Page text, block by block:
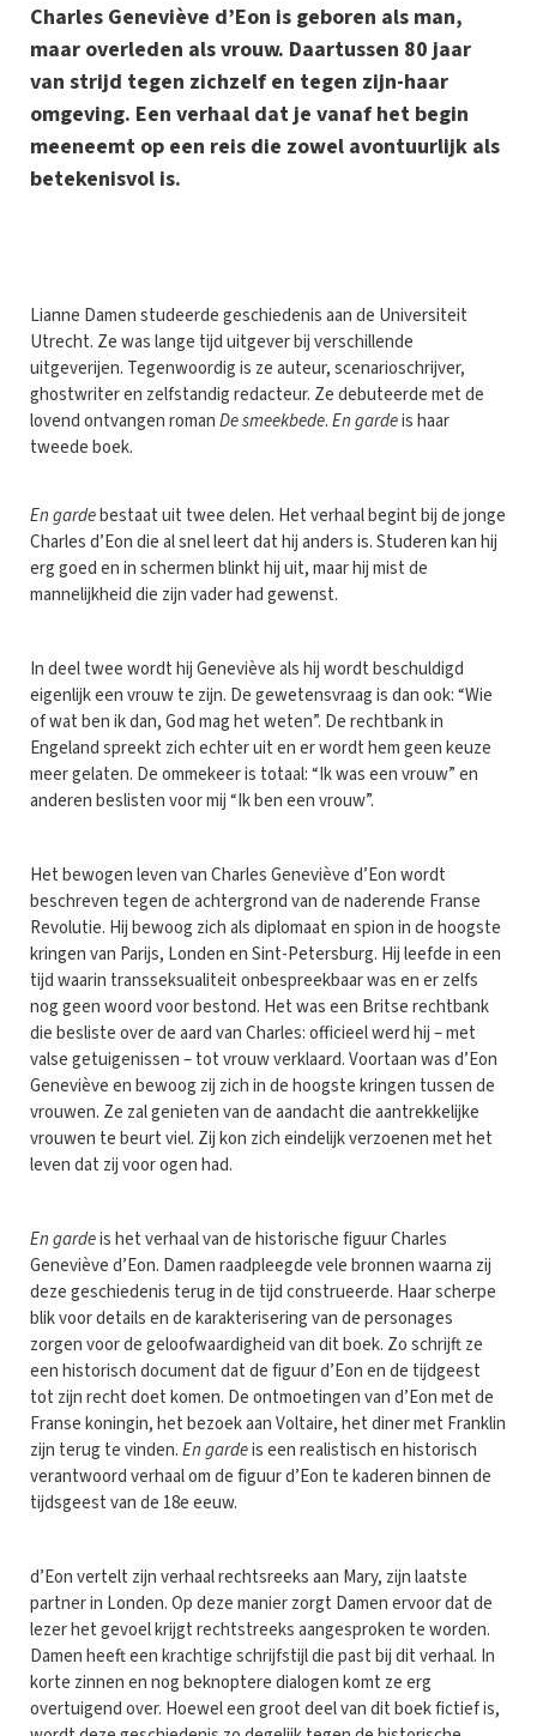
Charles Geneviève d’Eon is geboren als man,
maar overleden als vrouw. Daartussen 80 jaar
van strijd tegen zichzelf en tegen zijn-haar
omgeving. Een verhaal dat je vanaf het begin
meeneemt op een reis die zowel avontuurlijk als
betekenisvol is.
Lianne Damen studeerde geschiedenis aan de Universiteit
Utrecht. Ze was lange tijd uitgever bij verschillende
uitgeverijen. Tegenwoordig is ze auteur, scenarioschrijver,
ghostwriter en zelfstandig redacteur. Ze debuteerde met de
lovend ontvangen romanDe smeekbede.En gardeis haar
tweede boek.
En gardebestaat uit twee delen. Het verhaal begint bij de jonge
Charles d’Eon die al snel leert dat hij anders is. Studeren kan hij
erg goed en in schermen blinkt hij uit, maar hij mist de
mannelijkheid die zijn vader had gewenst.
In deel twee wordt hij Geneviève als hij wordt beschuldigd
eigenlijk een vrouw te zijn. De gewetensvraag is dan ook: “Wie
of wat ben ik dan, God mag het weten”. De rechtbank in
Engeland spreekt zich echter uit en er wordt hem geen keuze
meer gelaten. De ommekeer is totaal: “Ik was een vrouw” en
anderen beslisten voor mij “Ik ben een vrouw”.
Het bewogen leven van Charles Geneviève d’Eon wordt
beschreven tegen de achtergrond van de naderende Franse
Revolutie. Hij bewoog zich als diplomaat en spion in de hoogste
kringen van Parijs, Londen en Sint-Petersburg. Hij leefde in een
tijd waarin transseksualiteit onbespreekbaar was en er zelfs
nog geen woord voor bestond. Het was een Britse rechtbank
die besliste over de aard van Charles: officieel werd hij – met
valse getuigenissen – tot vrouw verklaard. Voortaan was d’Eon
Geneviève en bewoog zij zich in de hoogste kringen tussen de
vrouwen. Ze zal genieten van de aandacht die aantrekkelijke
vrouwen te beurt viel. Zij kon zich eindelijk verzoenen met het
leven dat zij voor ogen had.
En gardeis het verhaal van de historische figuur Charles
Geneviève d’Eon. Damen raadpleegde vele bronnen waarna zij
deze geschiedenis terug in de tijd construeerde. Haar scherpe
blik voor details en de karakterisering van de personages
zorgen voor de geloofwaardigheid van dit boek. Zo schrijft ze
een historisch document dat de figuur d’Eon en de tijdgeest
tot zijn recht doet komen. De ontmoetingen van d’Eon met de
Franse koningin, het bezoek aan Voltaire, het diner met Franklin
zijn terug te vinden.En gardeis een realistisch en historisch
verantwoord verhaal om de figuur d’Eon te kaderen binnen de
tijdsgeest van de 18e eeuw.
d’Eon vertelt zijn verhaal rechtsreeks aan Mary, zijn laatste
partner in Londen. Op deze manier zorgt Damen ervoor dat de
lezer het gevoel krijgt rechtstreeks aangesproken te worden.
Damen heeft een krachtige schrijfstijl die past bij dit verhaal. In
korte zinnen en nog beknoptere dialogen komt ze erg
overtuigend over. Hoewel een groot deel van dit boek fictief is,